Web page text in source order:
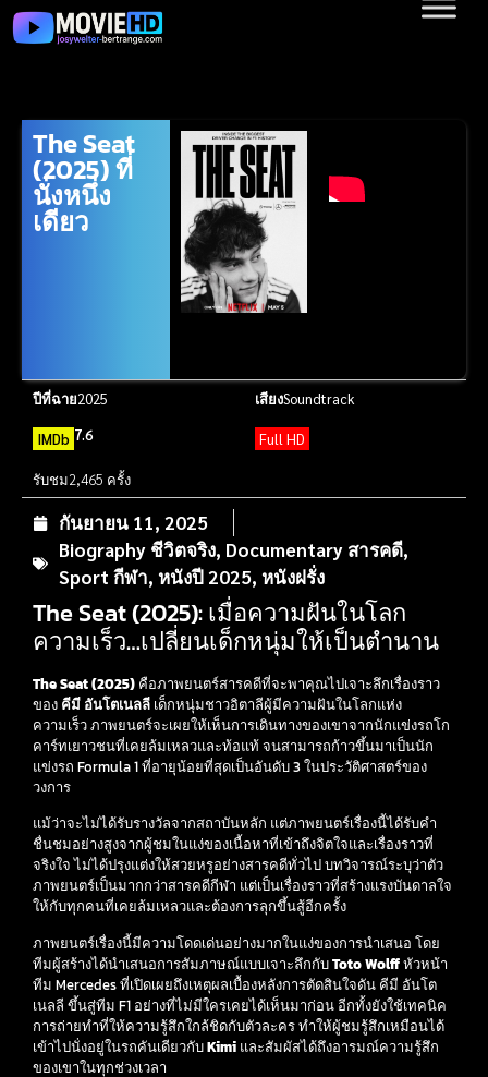
The Seat
(2025) ที่
นั่งหนึ่ง
เดียว
ปีที่ฉาย2025 เสียงSoundtrack
IMDb 7.6 Full HD
รับชม2,465 ครั้ง
กันยายน 11, 2025
Biography ชีวิตจริง, Documentary สารคดี,
Sport กีฬา, หนังปี 2025, หนังฝรั่ง
The Seat (2025): เมื่อความฝันในโลก
ความเร็ว…เปลี่ยนเด็กหนุ่มให้เป็นตำนาน
The Seat (2025) คือภาพยนตร์สารคดีที่จะพาคุณไปเจาะลึกเรื่องราว
ของ คีมี อันโตเนลลี เด็กหนุ่มชาวอิตาลีผู้มีความฝันในโลกแห่ง
ความเร็ว ภาพยนตร์จะเผยให้เห็นการเดินทางของเขาจากนักแข่งรถโก
คาร์ทเยาวชนที่เคยล้มเหลวและท้อแท้ จนสามารถก้าวขึ้นมาเป็นนัก
แข่งรถ Formula 1 ที่อายุน้อยที่สุดเป็นอันดับ 3 ในประวัติศาสตร์ของ
วงการ
แม้ว่าจะไม่ได้รับรางวัลจากสถาบันหลัก แต่ภาพยนตร์เรื่องนี้ได้รับคำ
ชื่นชมอย่างสูงจากผู้ชมในแง่ของเนื้อหาที่เข้าถึงจิตใจและเรื่องราวที่
จริงใจ ไม่ได้ปรุงแต่งให้สวยหรูอย่างสารคดีทั่วไป บทวิจารณ์ระบุว่าตัว
ภาพยนตร์เป็นมากกว่าสารคดีกีฬา แต่เป็นเรื่องราวที่สร้างแรงบันดาลใจ
ให้กับทุกคนที่เคยล้มเหลวและต้องการลุกขึ้นสู้อีกครั้ง
ภาพยนตร์เรื่องนี้มีความโดดเด่นอย่างมากในแง่ของการนำเสนอ โดย
ทีมผู้สร้างได้นำเสนอการสัมภาษณ์แบบเจาะลึกกับToto Wolffหัวหน้า
ทีม Mercedes ที่เปิดเผยถึงเหตุผลเบื้องหลังการตัดสินใจดัน คีมี อันโต
เนลลี ขึ้นสู่ทีม F1 อย่างที่ไม่มีใครเคยได้เห็นมาก่อน อีกทั้งยังใช้เทคนิค
การถ่ายทำที่ให้ความรู้สึกใกล้ชิดกับตัวละคร ทำให้ผู้ชมรู้สึกเหมือนได้
เข้าไปนั่งอยู่ในรถคันเดียวกับKimi และสัมผัสได้ถึงอารมณ์ความรู้สึก
ของเขาในทุกช่วงเวลา